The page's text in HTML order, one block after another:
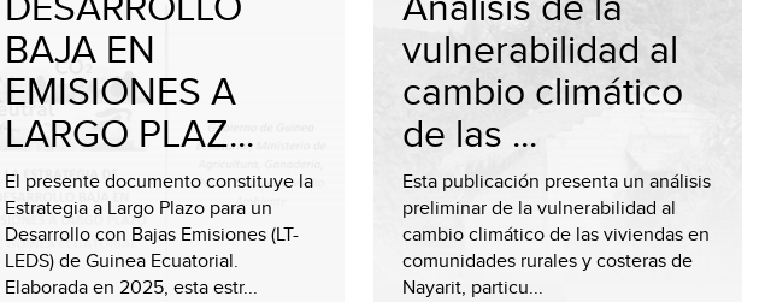
BAJA EN
EMISIONES A
LARGO PLAZ...
El presente documento constituye la
Estrategia a Largo Plazo para un
Desarrollo con Bajas Emisiones (LT-
LEDS) de Guinea Ecuatorial.
Elaborada en 2025, esta estr...
vulnerabilidad al
cambio climático
de las ...
Esta publicación presenta un análisis
preliminar de la vulnerabilidad al
cambio climático de las viviendas en
comunidades rurales y costeras de
Nayarit, particu...